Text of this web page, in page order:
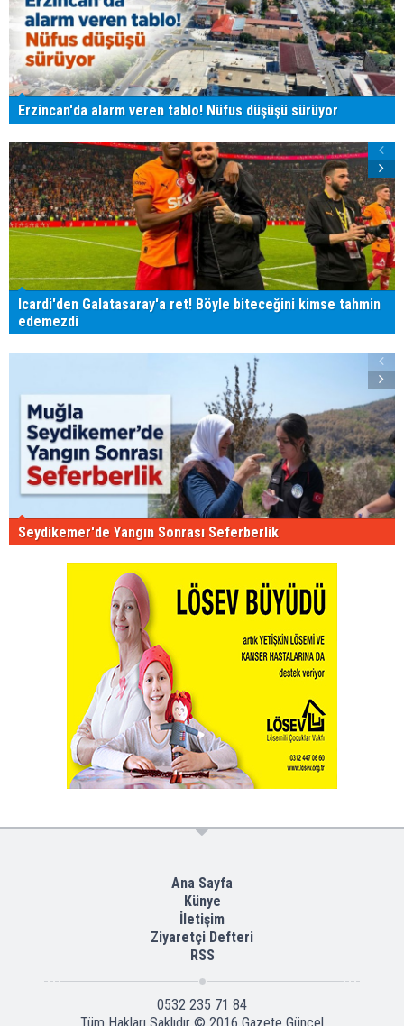
Erzincan'da alarm veren tablo! Nüfus düşüşü sürüyor
Icardi'den Galatasaray'a ret! Böyle biteceğini kimse tahmin
edemezdi
Seydikemer'de Yangın Sonrası Seferberlik
Ana Sayfa
Künye
İletişim
Ziyaretçi Defteri
RSS
0532 235 71 84